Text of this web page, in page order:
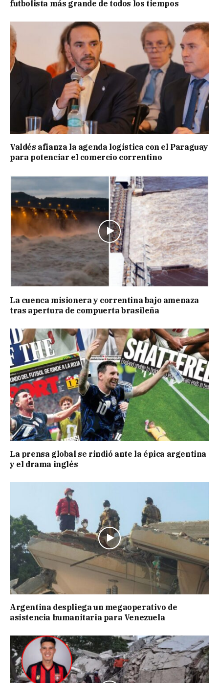
futbolista más grande de todos los tiempos
Valdés afianza la agenda logística con el Paraguay
para potenciar el comercio correntino
La cuenca misionera y correntina bajo amenaza
tras apertura de compuerta brasileña
La prensa global se rindió ante la épica argentina
y el drama inglés
Argentina despliega un megaoperativo de
asistencia humanitaria para Venezuela